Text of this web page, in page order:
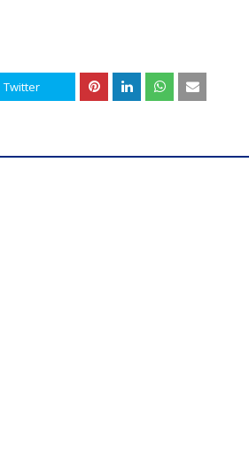
Twitter